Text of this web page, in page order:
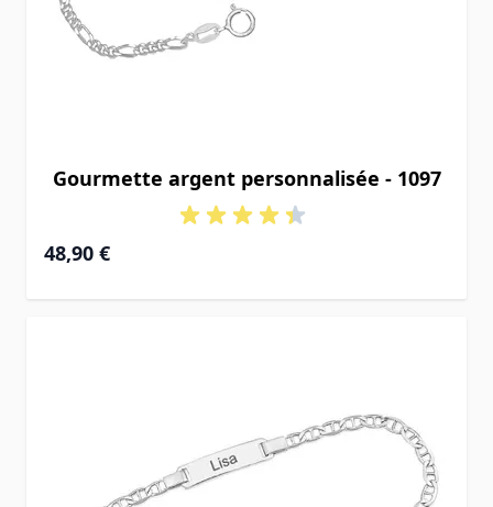
Gourmette argent personnalisée - 1097
À partir de
48,90 €